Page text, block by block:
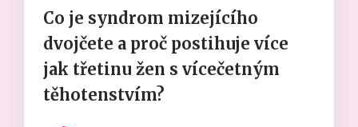
Co je syndrom mizejícího
dvojčete a proč postihuje více
jak třetinu žen s vícečetným
těhotenstvím?